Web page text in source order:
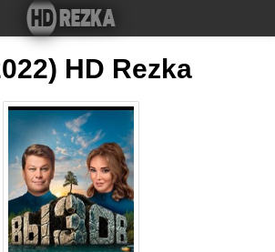
HD Rezka